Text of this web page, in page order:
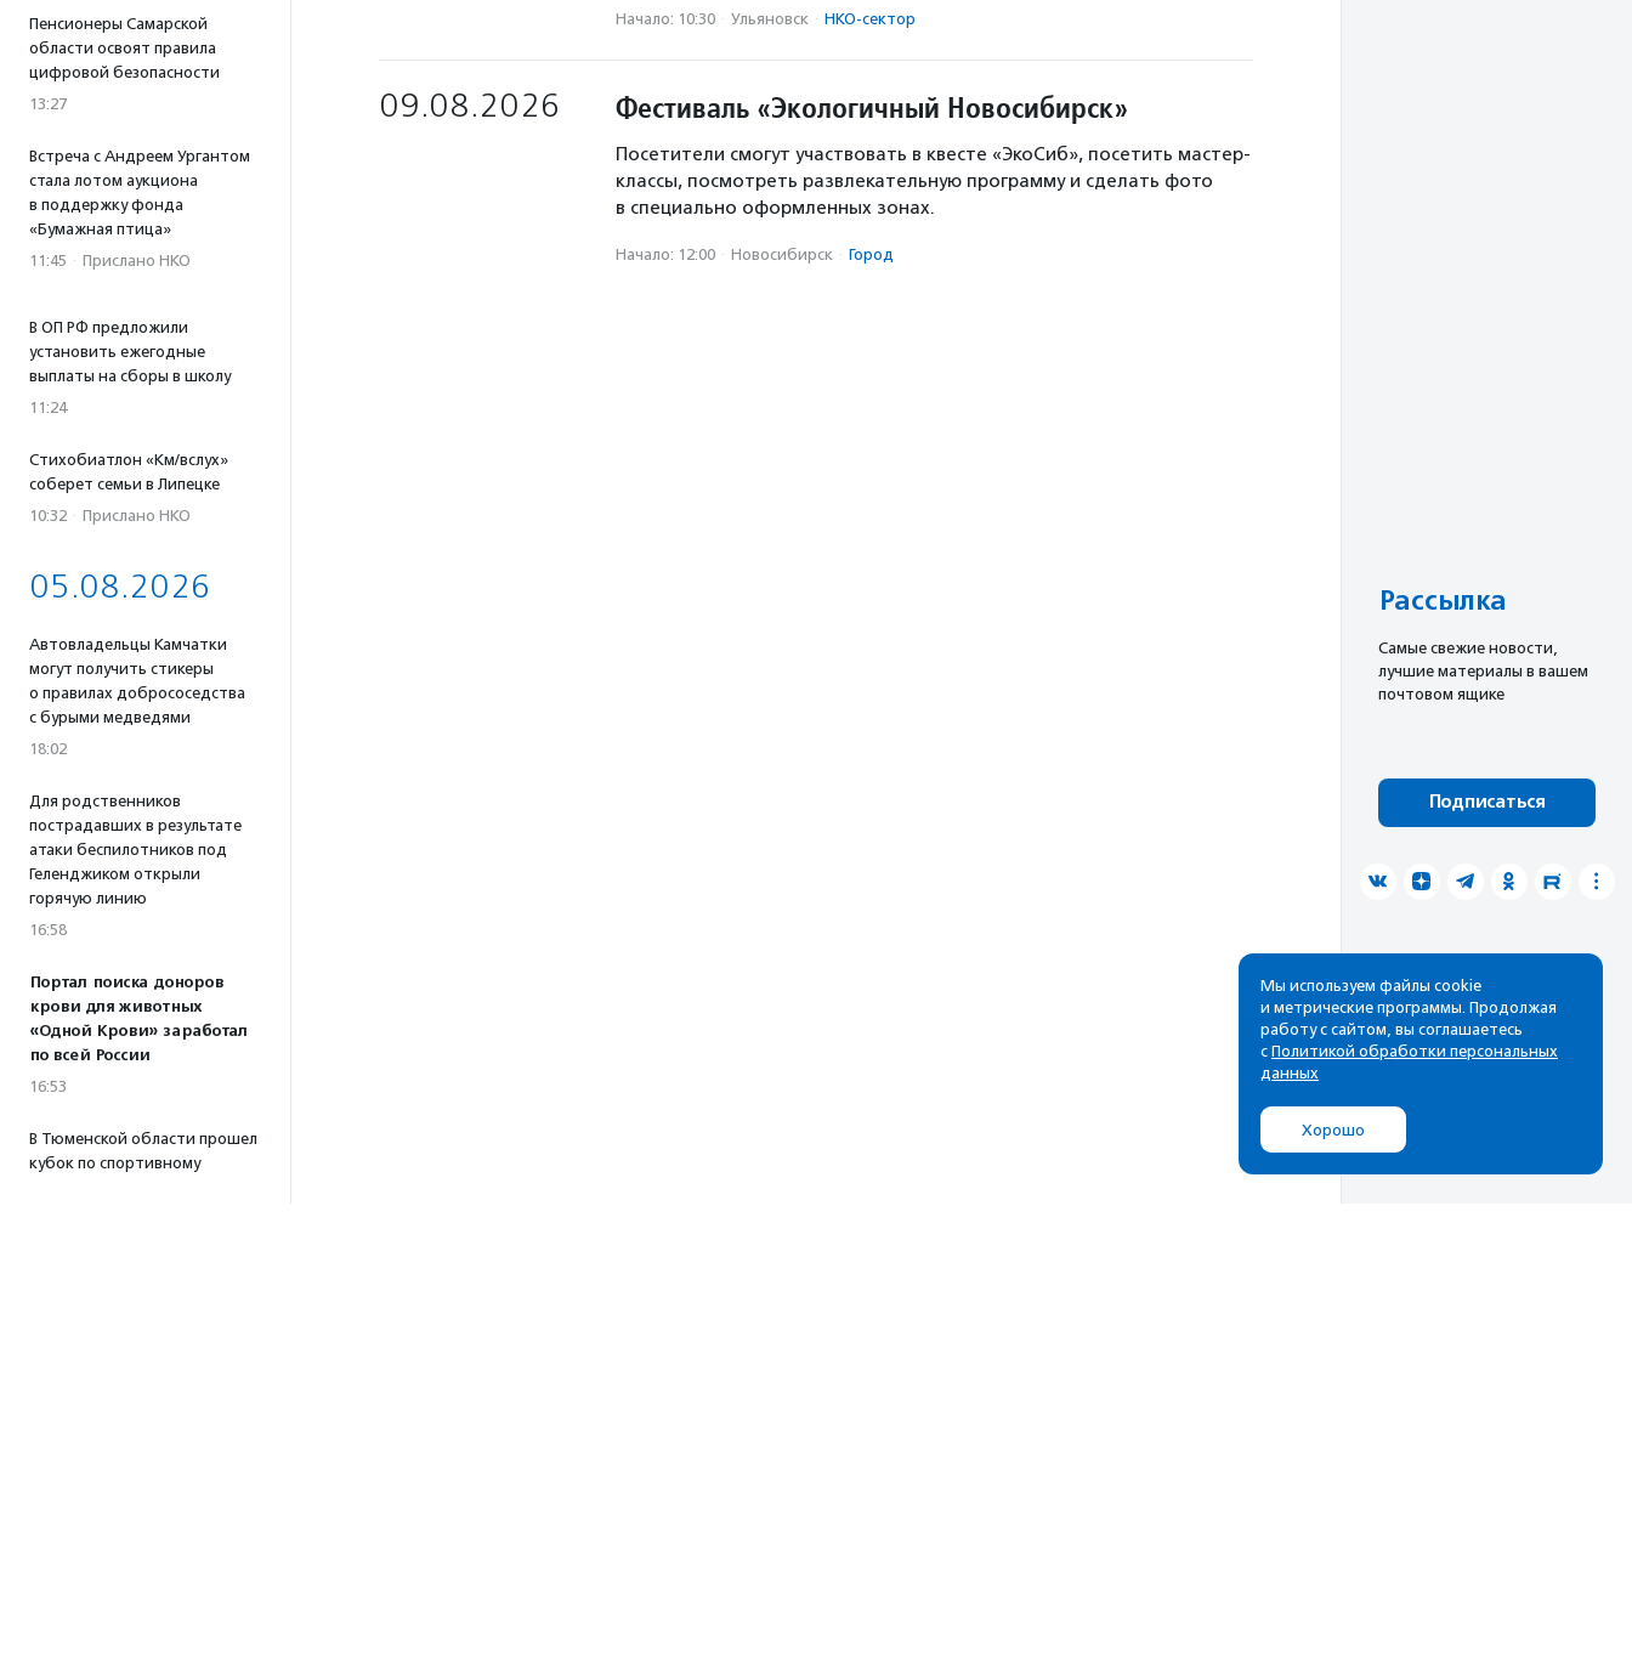
Пенсионеры Самарской
области освоят правила
цифровой безопасности
13:27
Встреча с Андреем Ургантом
стала лотом аукциона
в поддержку фонда
«Бумажная птица»
11:45 · Прислано НКО
В ОП РФ предложили
установить ежегодные
выплаты на сборы в школу
11:24
Стихобиатлон «Км/вслух»
соберет семьи в Липецке
10:32 · Прислано НКО
05.08.2026
Автовладельцы Камчатки
могут получить стикеры
о правилах добрососедства
с бурыми медведями
18:02
Для родственников
пострадавших в результате
атаки беспилотников под
Геленджиком открыли
горячую линию
16:58
Портал поиска доноров
крови для животных
«Одной Крови» заработал
по всей России
16:53
В Тюменской области прошел
кубок по спортивному
Начало: 10:30 · Ульяновск · НКО-сектор
09.08.2026 Фестиваль «Экологичный Новосибирск»
Посетители смогут участвовать в квесте «ЭкоСиб», посетить мастер-
классы, посмотреть развлекательную программу и сделать фото
в специально оформленных зонах.
Начало: 12:00 · Новосибирск · Город
Рассылка
Cамые свежие новости,
лучшие материалы в вашем
почтовом ящике
Подписаться
Мы используем файлы cookie
и метрические программы. Продолжая
работу с сайтом, вы соглашаетесь
с Политикой обработки персональных
данных
Хорошо